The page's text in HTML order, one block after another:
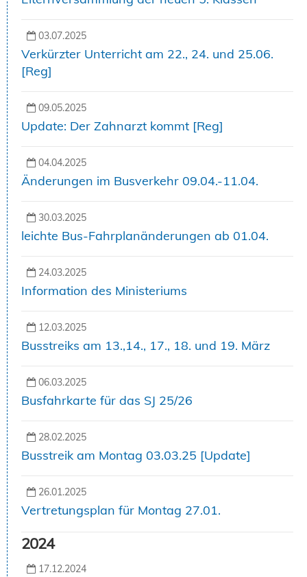
03.07.2025
Verkürzter Unterricht am 22., 24. und 25.06.
[Reg]
09.05.2025
Update: Der Zahnarzt kommt [Reg]
04.04.2025
Änderungen im Busverkehr 09.04.-11.04.
30.03.2025
leichte Bus-Fahrplanänderungen ab 01.04.
24.03.2025
Information des Ministeriums
12.03.2025
Busstreiks am 13.,14., 17., 18. und 19. März
06.03.2025
Busfahrkarte für das SJ 25/26
28.02.2025
Busstreik am Montag 03.03.25 [Update]
26.01.2025
Vertretungsplan für Montag 27.01.
2024
17.12.2024